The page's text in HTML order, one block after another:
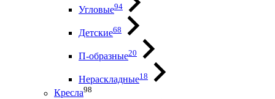
Угловые94
Детские68
П-образные20
Нераскладные18
Кресла98